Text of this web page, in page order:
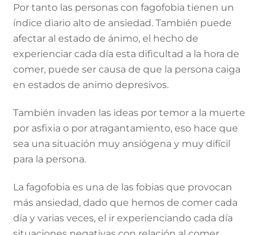
Por tanto las personas con fagofobia tienen un
índice diario alto de ansiedad. También puede
afectar al estado de ánimo, el hecho de
experienciar cada día esta dificultad a la hora de
comer, puede ser causa de que la persona caiga
en estados de animo depresivos.
También invaden las ideas por temor a la muerte
por asfixia o por atragantamiento, eso hace que
sea una situación muy ansiógena y muy difícil
para la persona.
La fagofobia es una de las fobias que provocan
más ansiedad, dado que hemos de comer cada
día y varias veces, el ir experienciando cada día